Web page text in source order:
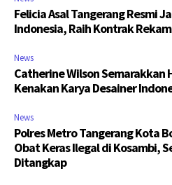
Felicia Asal Tangerang Resmi
Indonesia, Raih Kontrak
News
Catherine Wilson Semarakkan
Kenakan Karya Desainer
News
Polres Metro Tangerang Kota
Obat Keras Ilegal di Kosambi,
Ditangkap